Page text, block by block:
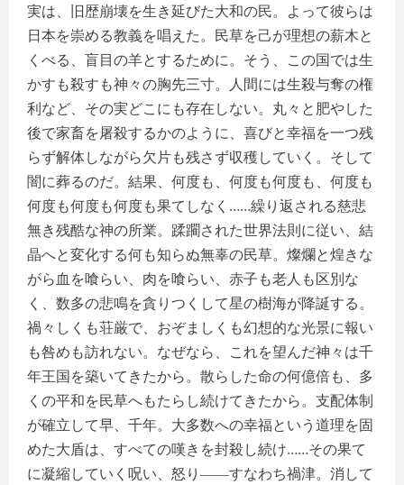
実は、旧歴崩壊を生き延びた大和の民。よって彼らは
日本を崇める教義を唱えた。民草を己が理想の薪木と
くべる、盲目の羊とするために。そう、この国では生
かすも殺すも神々の胸先三寸。人間には生殺与奪の権
利など、その実どこにも存在しない。丸々と肥やした
後で家畜を屠殺するかのように、喜びと幸福を一つ残
らず解体しながら欠片も残さず収穫していく。そして
闇に葬るのだ。結果、何度も、何度も何度も、何度も
何度も何度も何度も果てしなく……繰り返される慈悲
無き残酷な神の所業。蹂躙された世界法則に従い、結
晶へと変化する何も知らぬ無辜の民草。燦爛と煌きな
がら血を喰らい、肉を喰らい、赤子も老人も区別な
く、数多の悲鳴を貪りつくして星の樹海が降誕する。
禍々しくも荘厳で、おぞましくも幻想的な光景に報い
も咎めも訪れない。なぜなら、これを望んだ神々は千
年王国を築いてきたから。散らした命の何億倍も、多
くの平和を民草へもたらし続けてきたから。支配体制
が確立して早、千年。大多数への幸福という道理を固
めた大盾は、すべての嘆きを封殺し続け……その果て
に凝縮していく呪い、怒り――すなわち禍津。消して